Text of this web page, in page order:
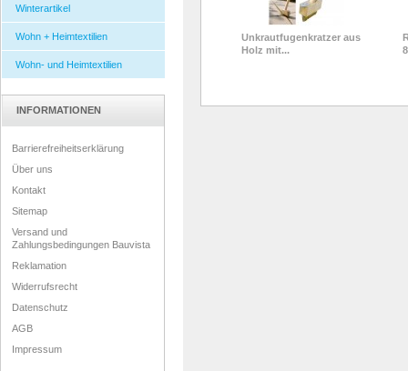
Winterartikel
Wohn + Heimtextilien
Wohn- und Heimtextilien
INFORMATIONEN
Barrierefreiheitserklärung
Über uns
Kontakt
Sitemap
Versand und
Zahlungsbedingungen Bauvista
Reklamation
Widerrufsrecht
Datenschutz
AGB
Impressum
Unkrautfugenkratzer aus
Holz mit...